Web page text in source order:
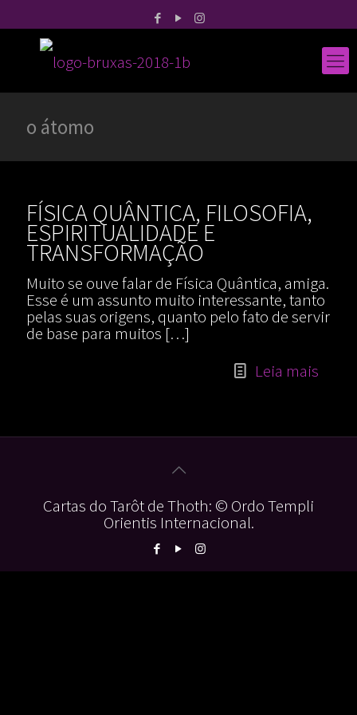
o átomo
FÍSICA QUÂNTICA, FILOSOFIA,
ESPIRITUALIDADE E
TRANSFORMAÇÃO
Muito se ouve falar de Física Quântica, amiga.
Esse é um assunto muito interessante, tanto
pelas suas origens, quanto pelo fato de servir
de base para muitos […]
Leia mais
Cartas do Tarôt de Thoth: © Ordo Templi
Orientis Internacional.